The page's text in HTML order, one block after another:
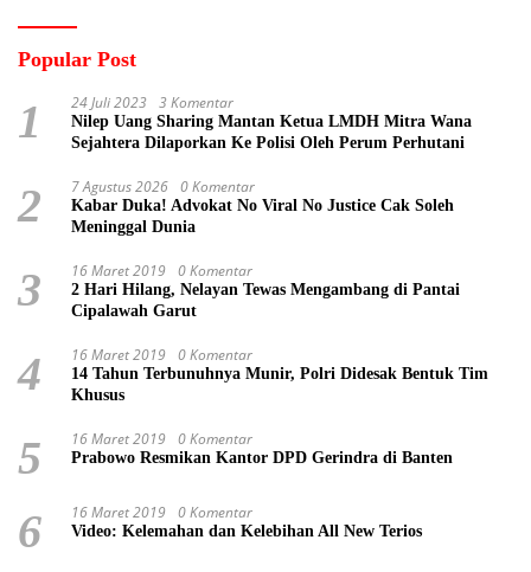
Popular Post
1 24 Juli 2023 3 Komentar
Nilep Uang Sharing Mantan Ketua LMDH Mitra Wana
Sejahtera Dilaporkan Ke Polisi Oleh Perum Perhutani
2 7 Agustus 2026 0 Komentar
Kabar Duka! Advokat No Viral No Justice Cak Soleh
Meninggal Dunia
3 16 Maret 2019 0 Komentar
2 Hari Hilang, Nelayan Tewas Mengambang di Pantai
Cipalawah Garut
4 16 Maret 2019 0 Komentar
14 Tahun Terbunuhnya Munir, Polri Didesak Bentuk Tim
Khusus
5 16 Maret 2019 0 Komentar
Prabowo Resmikan Kantor DPD Gerindra di Banten
6 16 Maret 2019 0 Komentar
Video: Kelemahan dan Kelebihan All New Terios